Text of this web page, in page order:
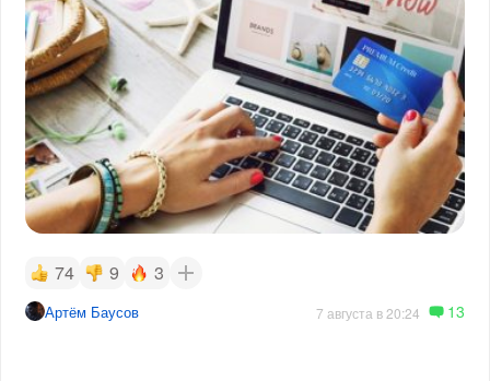
74 9 3
Артём Баусов 7 августа в 20:24 13